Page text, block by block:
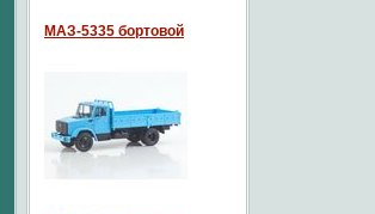
МАЗ-5335 бортовой